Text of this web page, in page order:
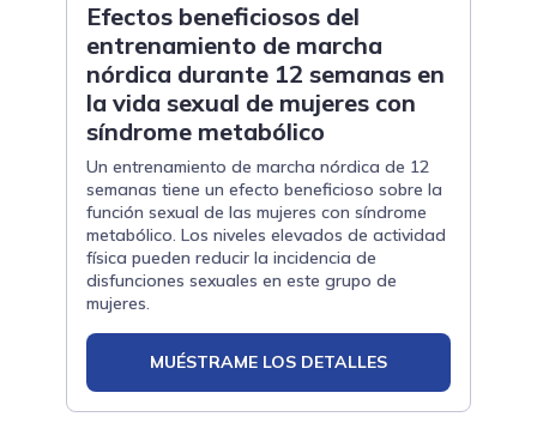
Efectos beneficiosos del
entrenamiento de marcha
nórdica durante 12 semanas en
la vida sexual de mujeres con
síndrome metabólico
Un entrenamiento de marcha nórdica de 12
semanas tiene un efecto beneficioso sobre la
función sexual de las mujeres con síndrome
metabólico. Los niveles elevados de actividad
física pueden reducir la incidencia de
disfunciones sexuales en este grupo de
mujeres.
MUÉSTRAME LOS DETALLES